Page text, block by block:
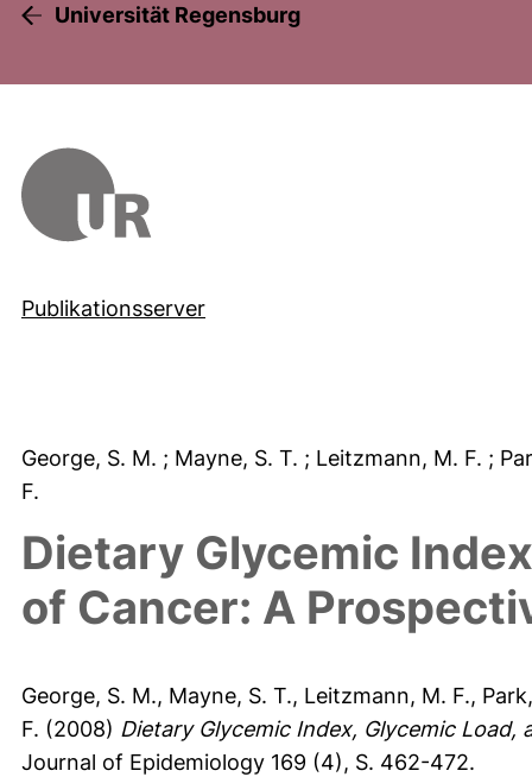
Universität Regensburg
Publikationsserver
George, S. M. ; Mayne, S. T. ; Leitzmann, M. F. ;
F.
Dietary Glycemic
of Cancer: A
George, S. M., Mayne, S. T., Leitzmann, M. F.,
F. (2008) Dietary Glycemic Index, Glycemic
Journal of Epidemiology 169 (4), S. 462-472.